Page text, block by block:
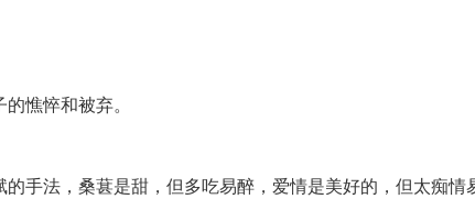
憔悴和被弃。
手法，桑葚是甜，但多吃易醉，爱情是美好的，但太痴情